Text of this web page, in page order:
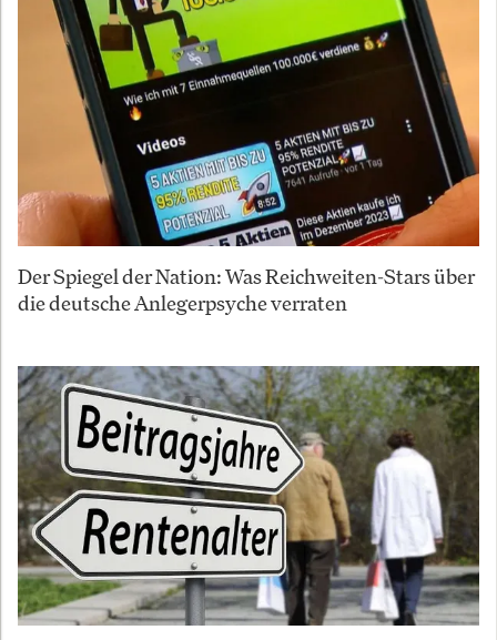
Der Spiegel der Nation: Was Reichweiten-Stars über
die deutsche Anlegerpsyche verraten